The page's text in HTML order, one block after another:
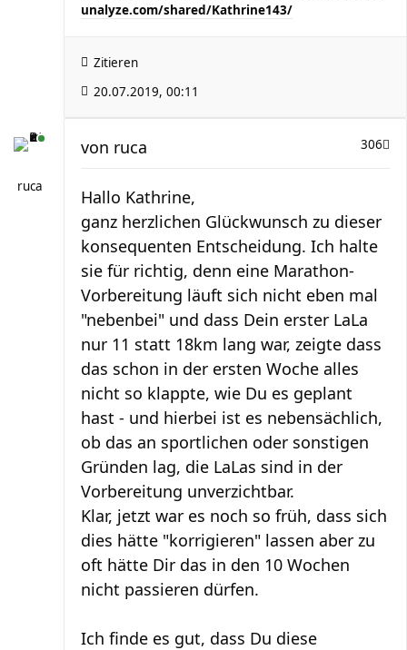
unalyze.com/shared/Kathrine143/
Zitieren
20.07.2019, 00:11
ruca
306
von ruca
Hallo Kathrine,
ganz herzlichen Glückwunsch zu dieser
konsequenten Entscheidung. Ich halte
sie für richtig, denn eine Marathon-
Vorbereitung läuft sich nicht eben mal
"nebenbei" und dass Dein erster LaLa
nur 11 statt 18km lang war, zeigte dass
das schon in der ersten Woche alles
nicht so klappte, wie Du es geplant
hast - und hierbei ist es nebensächlich,
ob das an sportlichen oder sonstigen
Gründen lag, die LaLas sind in der
Vorbereitung unverzichtbar.
Klar, jetzt war es noch so früh, dass sich
dies hätte "korrigieren" lassen aber zu
oft hätte Dir das in den 10 Wochen
nicht passieren dürfen.
Ich finde es gut, dass Du diese